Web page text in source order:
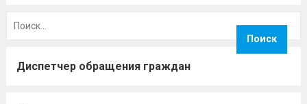
Диспетчер обращения граждан